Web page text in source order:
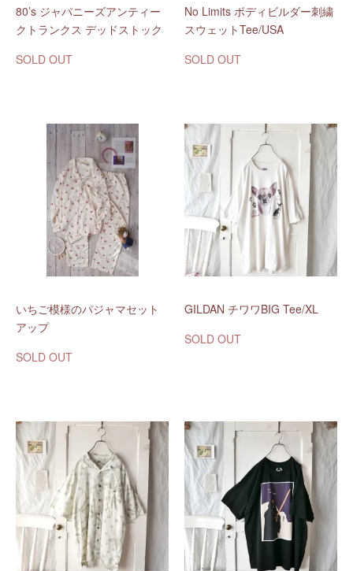
80’s ジャパニーズアンティー
クトランクス デッドストック
SOLD OUT
No Limits ボディビルダー刺繍
スウェットTee/USA
SOLD OUT
いちご模様のパジャマセット
アップ
SOLD OUT
GILDAN チワワBIG Tee/XL
SOLD OUT